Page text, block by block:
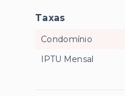
Taxas
Condomínio
IPTU Mensal